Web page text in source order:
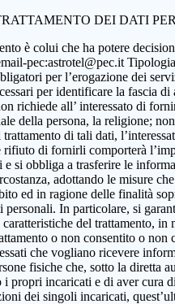
DEI DATI
è colui che ha potere
pec:astrotel@pec.it
per l’erogazione dei
per identificare la fascia
richiede all’ interessato di
della persona, la religione;
trattamento di tali dati,
rifiuto di fornirli comporterà
e si obbliga a trasferire le
adottando le misure
ed in ragione delle finalità
personali. In particolare, si
del trattamento,
o non consentito o
che vogliano ricevere
fisiche che, sotto la diretta
propri incaricati e di aver cura
dei singoli incaricati,